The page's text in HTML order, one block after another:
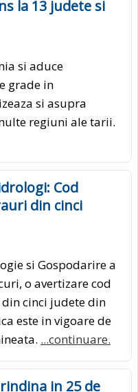
la 13 judete si
si aduce
grade in
si asupra
regiuni ale tarii.
Cod
din cinci
si Gospodarire a
o avertizare cod
cinci judete din
este in vigoare de
...continuare.
in 25 de